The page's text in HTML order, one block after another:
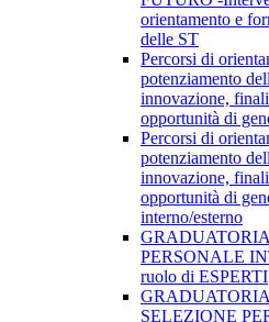
orientamento e
delle ST
Percorsi di
potenziamento
innovazione,
opportunità di
Percorsi di
potenziamento
innovazione,
opportunità di
interno/esterno
PERSONALE
ruolo di ESPERTI
SELEZIONE